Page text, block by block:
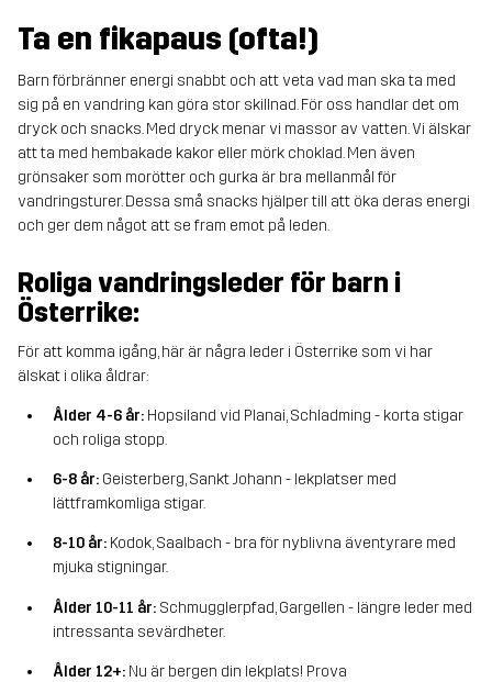
Ta en fikapaus (ofta!)
Barn förbränner energi snabbt och att veta vad man ska ta med
sig på en vandring kan göra stor skillnad. För oss handlar det om
dryck och snacks. Med dryck menar vi massor av vatten. Vi älskar
att ta med hembakade kakor eller mörk choklad. Men även
grönsaker som morötter och gurka är bra mellanmål för
vandringsturer. Dessa små snacks hjälper till att öka deras energi
och ger dem något att se fram emot på leden.
Roliga vandringsleder för barn i
Österrike:
För att komma igång, här är några leder i Österrike som vi har
älskat i olika åldrar:
Ålder 4-6 år: Hopsiland vid Planai, Schladming - korta stigar
och roliga stopp.
6-8 år: Geisterberg, Sankt Johann - lekplatser med
lättframkomliga stigar.
8-10 år: Kodok, Saalbach - bra för nyblivna äventyrare med
mjuka stigningar.
Ålder 10-11 år: Schmugglerpfad, Gargellen - längre leder med
intressanta sevärdheter.
Ålder 12+: Nu är bergen din lekplats! Prova